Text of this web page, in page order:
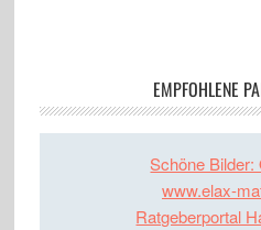
EMPFOHLENE
Schöne Bilder:
www.elax-
Ratgeberportal